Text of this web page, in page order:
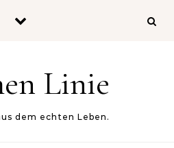
Linie
dem echten Leben.